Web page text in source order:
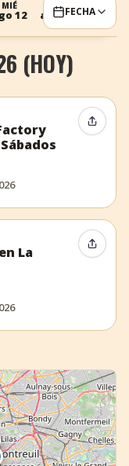
MIÉ
12
JUE
ago 13 ago 14
FECHA
(HOY)
La